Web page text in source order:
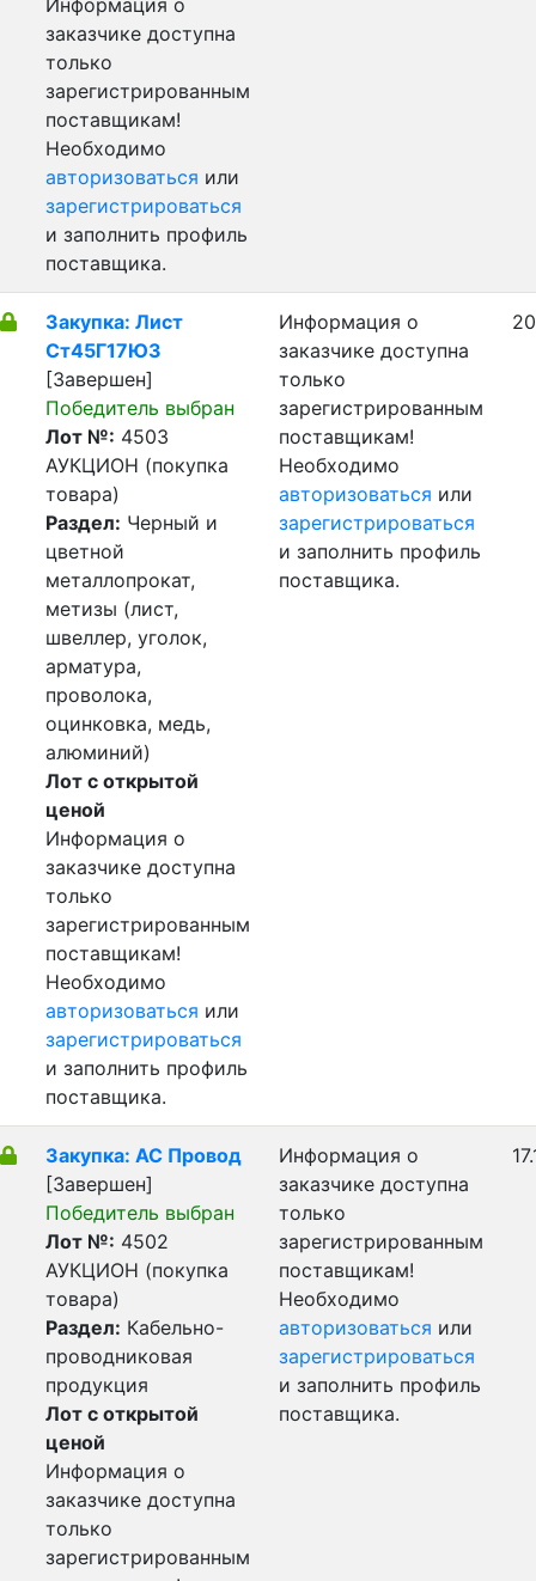
Информация о
заказчике доступна
только
зарегистрированным
поставщикам!
Необходимо
авторизоваться или
зарегистрироваться
и заполнить профиль
поставщика.
Закупка: Лист
Ст45Г17Ю3
[Завершен]
Победитель выбран
Лот №: 4503
АУКЦИОН (покупка
товара)
Раздел: Черный и
цветной
металлопрокат,
метизы (лист,
швеллер, уголок,
арматура,
проволока,
оцинковка, медь,
алюминий)
Лот с открытой
ценой
Информация о
заказчике доступна
только
зарегистрированным
поставщикам!
Необходимо
авторизоваться или
зарегистрироваться
и заполнить профиль
поставщика.
Информация о
заказчике доступна
только
зарегистрированным
поставщикам!
Необходимо
авторизоваться или
зарегистрироваться
и заполнить профиль
поставщика.
Закупка: АС Провод
[Завершен]
Победитель выбран
Лот №: 4502
АУКЦИОН (покупка
товара)
Раздел: Кабельно-
проводниковая
продукция
Лот с открытой
ценой
Информация о
заказчике доступна
только
зарегистрированным
Информация о
заказчике доступна
только
зарегистрированным
поставщикам!
Необходимо
авторизоваться или
зарегистрироваться
и заполнить профиль
поставщика.